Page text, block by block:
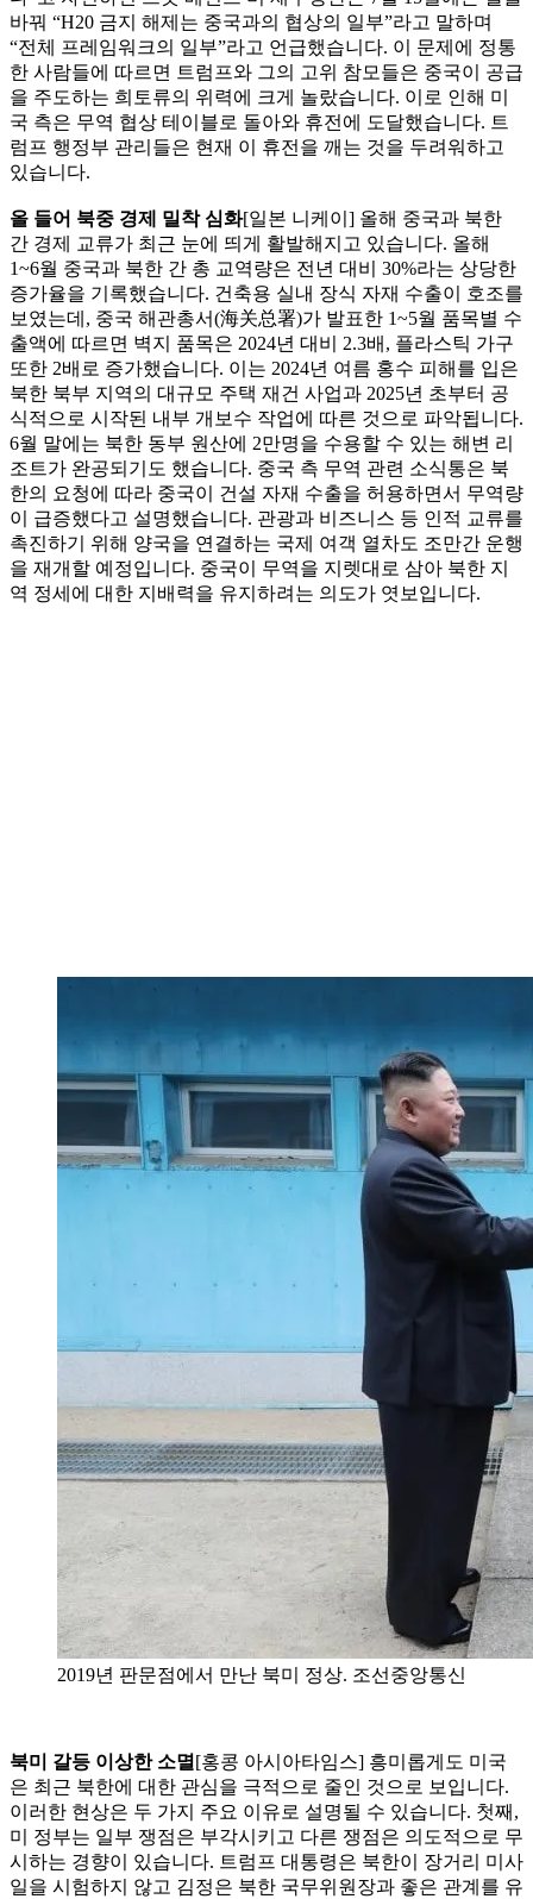
바꿔 “H20 금지 해제는 중국과의 협상의 일부”라고 말하며
“전체 프레임워크의 일부”라고 언급했습니다. 이 문제에 정통
한 사람들에 따르면 트럼프와 그의 고위 참모들은 중국이 공급
을 주도하는 희토류의 위력에 크게 놀랐습니다. 이로 인해 미
국 측은 무역 협상 테이블로 돌아와 휴전에 도달했습니다. 트
럼프 행정부 관리들은 현재 이 휴전을 깨는 것을 두려워하고
있습니다.
올 들어 북중 경제 밀착 심화[일본 니케이] 올해 중국과 북한
간 경제 교류가 최근 눈에 띄게 활발해지고 있습니다. 올해
1~6월 중국과 북한 간 총 교역량은 전년 대비 30%라는 상당한
증가율을 기록했습니다. 건축용 실내 장식 자재 수출이 호조를
보였는데, 중국 해관총서(海关总署)가 발표한 1~5월 품목별 수
출액에 따르면 벽지 품목은 2024년 대비 2.3배, 플라스틱 가구
또한 2배로 증가했습니다. 이는 2024년 여름 홍수 피해를 입은
북한 북부 지역의 대규모 주택 재건 사업과 2025년 초부터 공
식적으로 시작된 내부 개보수 작업에 따른 것으로 파악됩니다.
6월 말에는 북한 동부 원산에 2만명을 수용할 수 있는 해변 리
조트가 완공되기도 했습니다. 중국 측 무역 관련 소식통은 북
한의 요청에 따라 중국이 건설 자재 수출을 허용하면서 무역량
이 급증했다고 설명했습니다. 관광과 비즈니스 등 인적 교류를
촉진하기 위해 양국을 연결하는 국제 여객 열차도 조만간 운행
을 재개할 예정입니다. 중국이 무역을 지렛대로 삼아 북한 지
역 정세에 대한 지배력을 유지하려는 의도가 엿보입니다.
2019년 판문점에서 만난 북미 정상. 조선중앙통신
북미 갈등 이상한 소멸 [홍콩 아시아타임스] 흥미롭게도 미국
은 최근 북한에 대한 관심을 극적으로 줄인 것으로 보입니다.
이러한 현상은 두 가지 주요 이유로 설명될 수 있습니다. 첫째,
미 정부는 일부 쟁점은 부각시키고 다른 쟁점은 의도적으로 무
시하는 경향이 있습니다. 트럼프 대통령은 북한이 장거리 미사
일을 시험하지 않고 김정은 북한 국무위원장과 좋은 관계를 유